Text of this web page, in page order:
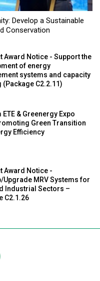
Develop a Sustainable
Conservation
Award Notice - Support the
of energy
systems and capacity
(Package C2.2.11)
ETE & Greenergy Expo
Green Transition
Efficiency
Award Notice -
Upgrade MRV Systems for
Industrial Sectors –
C2.1.26